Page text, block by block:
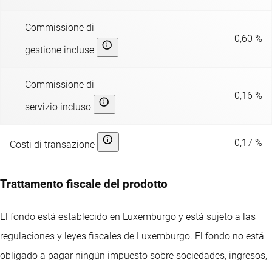
Commissione di
gestione incluse
0,60 %
Commissione di
servizio incluso
0,16 %
Costi di transazione 0,17 %
Trattamento fiscale del prodotto
El fondo está establecido en Luxemburgo y está sujeto a las
regulaciones y leyes fiscales de Luxemburgo. El fondo no está
obligado a pagar ningún impuesto sobre sociedades, ingresos,